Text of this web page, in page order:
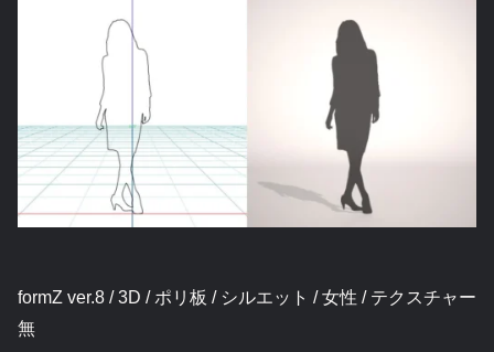
formZ ver.8 / 3D / ポリ板 / シルエット / 女性 / テクスチャー
無